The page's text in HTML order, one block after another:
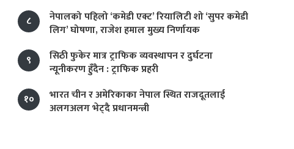
८
नेपालको पहिलो ‘कमेडी एक्ट’ रियालिटी शो ‘सुपर कमेडी
लिग’ घोषणा, राजेश हमाल मुख्य निर्णायक
९
सिठी फुकेर मात्र ट्राफिक व्यवस्थापन र दुर्घटना
न्यूनीकरण हुँदैन : ट्राफिक प्रहरी
१०
भारत चीन र अमेरिकाका नेपाल स्थित राजदूतलाई
अलगअलग भेट्दै प्रधानमन्त्री